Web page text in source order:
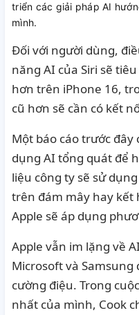
triển các giải pháp AI
mình.
Đối với người dùng,
năng AI của Siri sẽ
hơn trên iPhone 16,
cũ hơn sẽ cần có kết
Một báo cáotrước đây
dụng AI tổng quát để
liệu công ty sẽ sử
trên đám mây hay kết
Apple sẽ áp dụng
Apple vẫn im lặng về
Microsoft và
cường điệu. Trong
nhất của mình, Cook